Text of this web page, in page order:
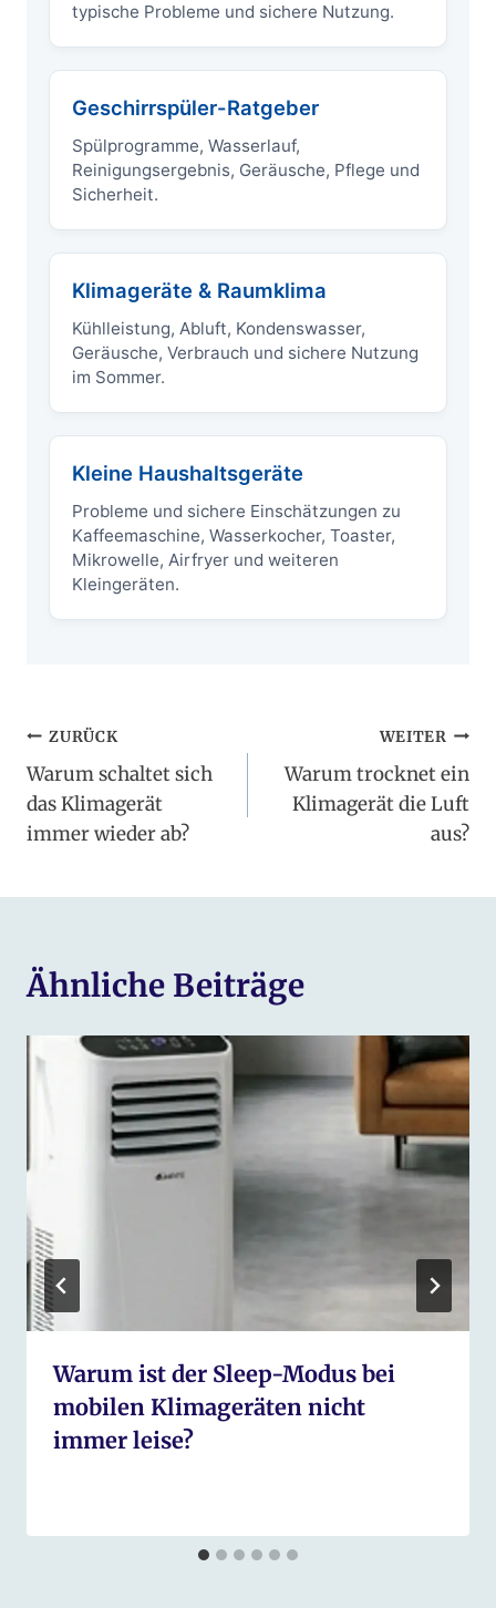
typische Probleme und sichere Nutzung.
Geschirrspüler-Ratgeber
Spülprogramme, Wasserlauf,
Reinigungsergebnis, Geräusche, Pflege und
Sicherheit.
Klimageräte & Raumklima
Kühlleistung, Abluft, Kondenswasser,
Geräusche, Verbrauch und sichere Nutzung
im Sommer.
Kleine Haushaltsgeräte
Probleme und sichere Einschätzungen zu
Kaffeemaschine, Wasserkocher, Toaster,
Mikrowelle, Airfryer und weiteren
Kleingeräten.
Beitragsnavigation
ZURÜCK
Warum schaltet sich
das Klimagerät
immer wieder ab?
WEITER
Warum trocknet ein
Klimagerät die Luft
aus?
Ähnliche Beiträge
Warum ist der Sleep-Modus bei
mobilen Klimageräten nicht
immer leise?